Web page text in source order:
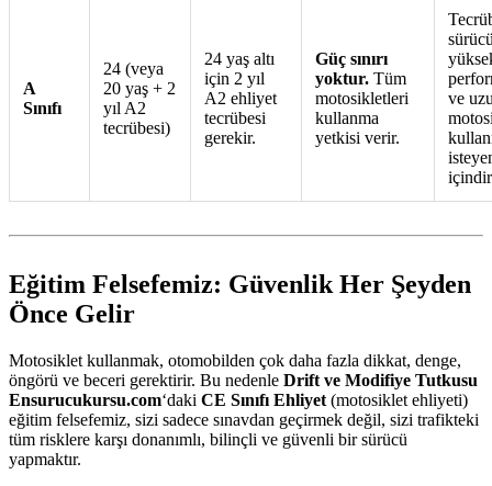
A
Sınıfı
24 (veya
20 yaş + 2
yıl A2
tecrübesi)
24 yaş altı
için 2 yıl
A2 ehliyet
tecrübesi
gerekir.
Güç sınırı
yoktur. Tüm
motosikletleri
kullanma
yetkisi verir.
ve
Eğitim Felsefemiz: Güvenlik Her Şeyden
Önce Gelir
Motosiklet kullanmak, otomobilden çok daha fazla dikkat, denge,
öngörü ve beceri gerektirir. Bu nedenle Drift ve Modifiye Tutkusu
Ensurucukursu.com‘daki CE Sınıfı Ehliyet (motosiklet ehliyeti)
eğitim felsefemiz, sizi sadece sınavdan geçirmek değil, sizi trafikteki
tüm risklere karşı donanımlı, bilinçli ve güvenli bir sürücü
yapmaktır.